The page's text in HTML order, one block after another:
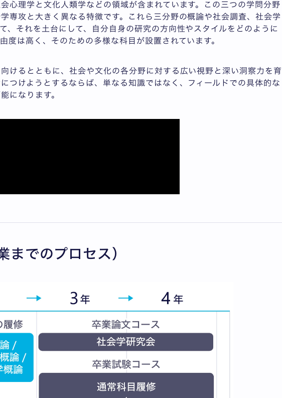
心理学と文化人類学などの領域が含まれています。この三つの学問分野
専攻と大きく異なる特徴です。これら三分野の概論や社会調査、社会学
、それを土台にして、自分自身の研究の方向性やスタイルをどのように
度は高く、そのための多様な科目が設置されています。
けるとともに、社会や文化の各分野に対する広い視野と深い洞察力を育
つけようとするならば、単なる知識ではなく、フィールドでの具体的な
になります。
までのプロセス）